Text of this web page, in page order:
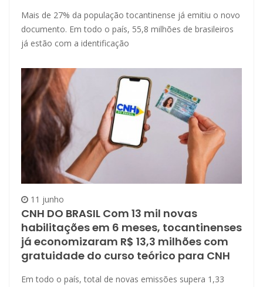
Mais de 27% da população tocantinense já emitiu o novo
documento. Em todo o país, 55,8 milhões de brasileiros
já estão com a identificação
11 junho
CNH DO BRASIL Com 13 mil novas
habilitações em 6 meses, tocantinenses
já economizaram R$ 13,3 milhões com
gratuidade do curso teórico para CNH
Em todo o país, total de novas emissões supera 1,33